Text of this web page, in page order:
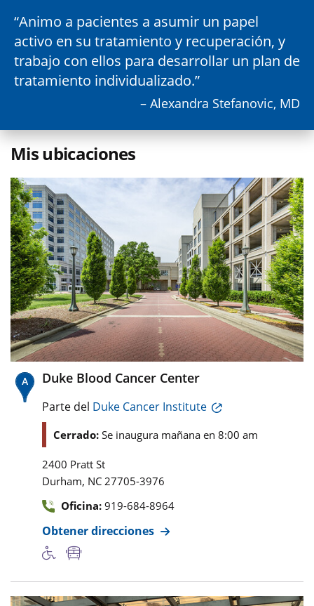
Animo a pacientes a asumir un papel
activo en su tratamiento y recuperación, y
trabajo con ellos para desarrollar un plan de
tratamiento individualizado.
– Alexandra Stefanovic, MD
Mis ubicaciones
Duke Blood Cancer Center
Parte del Duke Cancer Institute
Cerrado: Se inaugura mañana en 8:00 am
2400 Pratt St
Durham, NC 27705-3976
Oficina: 919-684-8964
Obtener direcciones